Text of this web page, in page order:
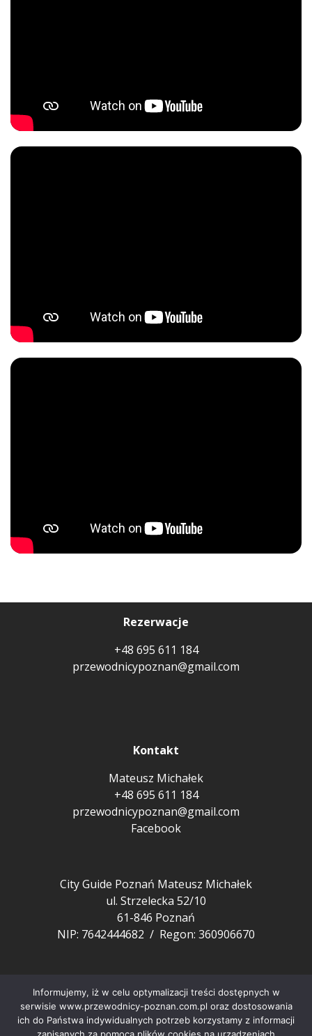
Rezerwacje
+48 695 611 184
przewodnicypoznan@gmail.com
Kontakt
Mateusz Michałek
+48 695 611 184
przewodnicypoznan@gmail.com
Facebook
City Guide Poznań Mateusz Michałek
ul. Strzelecka 52/10
61-846 Poznań
NIP: 7642444682 / Regon: 360906670
Pozostałe
FAQ
Aktualności z Poznania
Informujemy, iż w celu optymalizacji treści dostępnych w
serwisie www.przewodnicy-poznan.com.pl oraz dostosowania
ich do Państwa indywidualnych potrzeb korzystamy z informacji